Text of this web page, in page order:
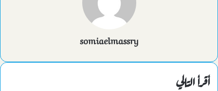
somiaelmassry
أقرأ التالي